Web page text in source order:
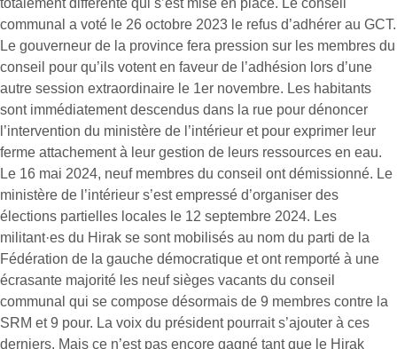
totalement différente qui s’est mise en place. Le conseil
communal a voté le 26 octobre 2023 le refus d’adhérer au GCT.
Le gouverneur de la province fera pression sur les membres du
conseil pour qu’ils votent en faveur de l’adhésion lors d’une
autre session extraordinaire le 1er novembre. Les habitants
sont immédiatement descendus dans la rue pour dénoncer
l’intervention du ministère de l’intérieur et pour exprimer leur
ferme attachement à leur gestion de leurs ressources en eau.
Le 16 mai 2024, neuf membres du conseil ont démissionné. Le
ministère de l’intérieur s’est empressé d’organiser des
élections partielles locales le 12 septembre 2024. Les
militant·es du Hirak se sont mobilisés au nom du parti de la
Fédération de la gauche démocratique et ont remporté à une
écrasante majorité les neuf sièges vacants du conseil
communal qui se compose désormais de 9 membres contre la
SRM et 9 pour. La voix du président pourrait s’ajouter à ces
derniers. Mais ce n’est pas encore gagné tant que le Hirak